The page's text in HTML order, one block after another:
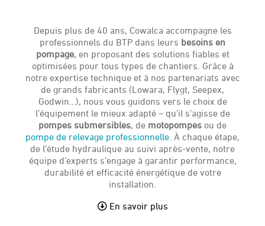
Depuis plus de 40 ans, Cowalca accompagne les
professionnels du BTP dans leurs besoins en
pompage, en proposant des solutions fiables et
optimisées pour tous types de chantiers. Grâce à
notre expertise technique et à nos partenariats avec
de grands fabricants (Lowara, Flygt, Seepex,
Godwin…), nous vous guidons vers le choix de
l’équipement le mieux adapté – qu’il s’agisse de
pompes submersibles, de motopompes ou de
pompe de relevage professionnelle. À chaque étape,
de l’étude hydraulique au suivi après-vente, notre
équipe d’experts s’engage à garantir performance,
durabilité et efficacité énergétique de votre
installation.
En savoir plus